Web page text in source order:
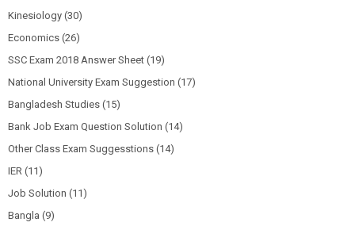
Kinesiology (30)
Economics (26)
SSC Exam 2018 Answer Sheet (19)
National University Exam Suggestion (17)
Bangladesh Studies (15)
Bank Job Exam Question Solution (14)
Other Class Exam Suggesstions (14)
IER (11)
Job Solution (11)
Bangla (9)